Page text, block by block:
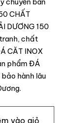
CHẤT
DƯƠNG 150
chất
CĂT INOX
phẩm ĐÁ
hành lâu
vào giỏ